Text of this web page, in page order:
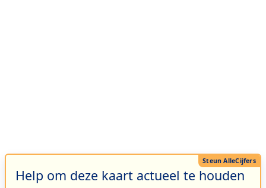
Help om deze kaart actueel te houden